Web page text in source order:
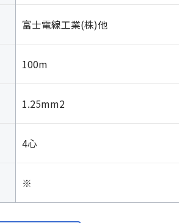
富士電線工業(株)他
100m
1.25mm2
4心
※